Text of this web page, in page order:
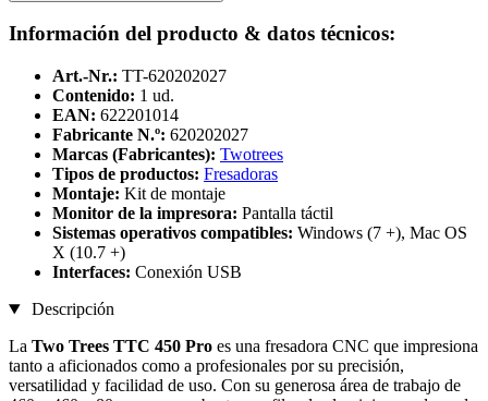
Información del producto & datos técnicos:
Art.-Nr.: TT-620202027
Contenido: 1 ud.
EAN: 622201014
Fabricante N.º: 620202027
Marcas (Fabricantes): Twotrees
Tipos de productos: Fresadoras
Montaje: Kit de montaje
Monitor de la impresora: Pantalla táctil
Sistemas operativos compatibles: Windows (7 +), Mac OS
X (10.7 +)
Interfaces: Conexión USB
Descripción
La Two Trees TTC 450 Pro es una fresadora CNC que impresiona
tanto a aficionados como a profesionales por su precisión,
versatilidad y facilidad de uso. Con su generosa área de trabajo de